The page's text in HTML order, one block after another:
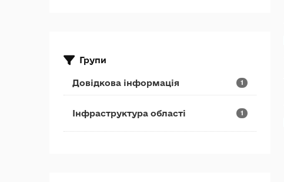
Групи
Довідкова інформація 1
Інфраструктура області 1